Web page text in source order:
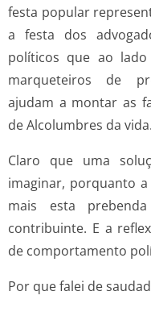
festa popular
a festa dos
políticos que ao
marqueteiros de
ajudam a montar as
de Alcolumbres da vida.
Claro que uma
imaginar, porquanto
mais esta
contribuinte. E a
de comportamento
Por que falei de